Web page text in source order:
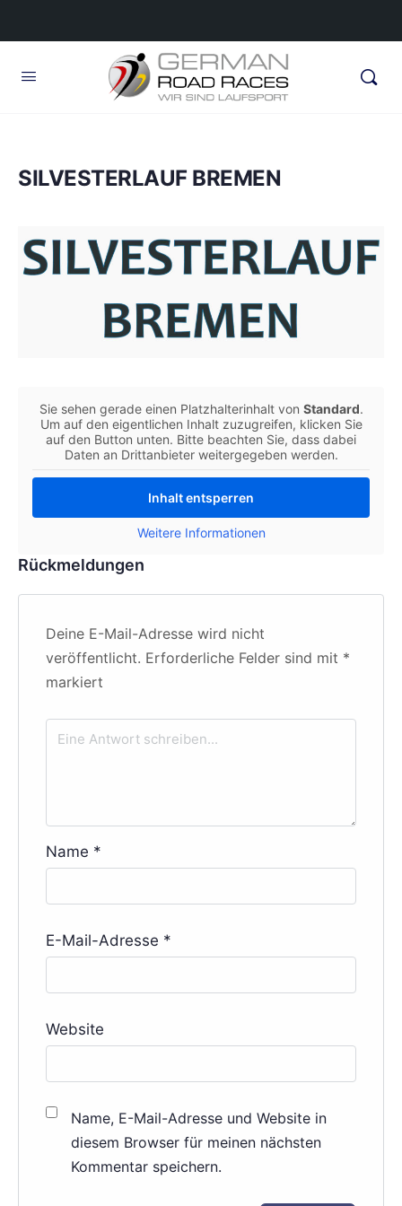
SILVESTERLAUF BREMEN
Sie sehen gerade einen Platzhalterinhalt von Standard.
Um auf den eigentlichen Inhalt zuzugreifen, klicken Sie
auf den Button unten. Bitte beachten Sie, dass dabei
Daten an Drittanbieter weitergegeben werden.
Inhalt entsperren
Weitere Informationen
Rückmeldungen
Deine E-Mail-Adresse wird nicht
veröffentlicht. Erforderliche Felder sind mit *
markiert
Name *
E-Mail-Adresse *
Website
Name, E-Mail-Adresse und Website in
diesem Browser für meinen nächsten
Kommentar speichern.